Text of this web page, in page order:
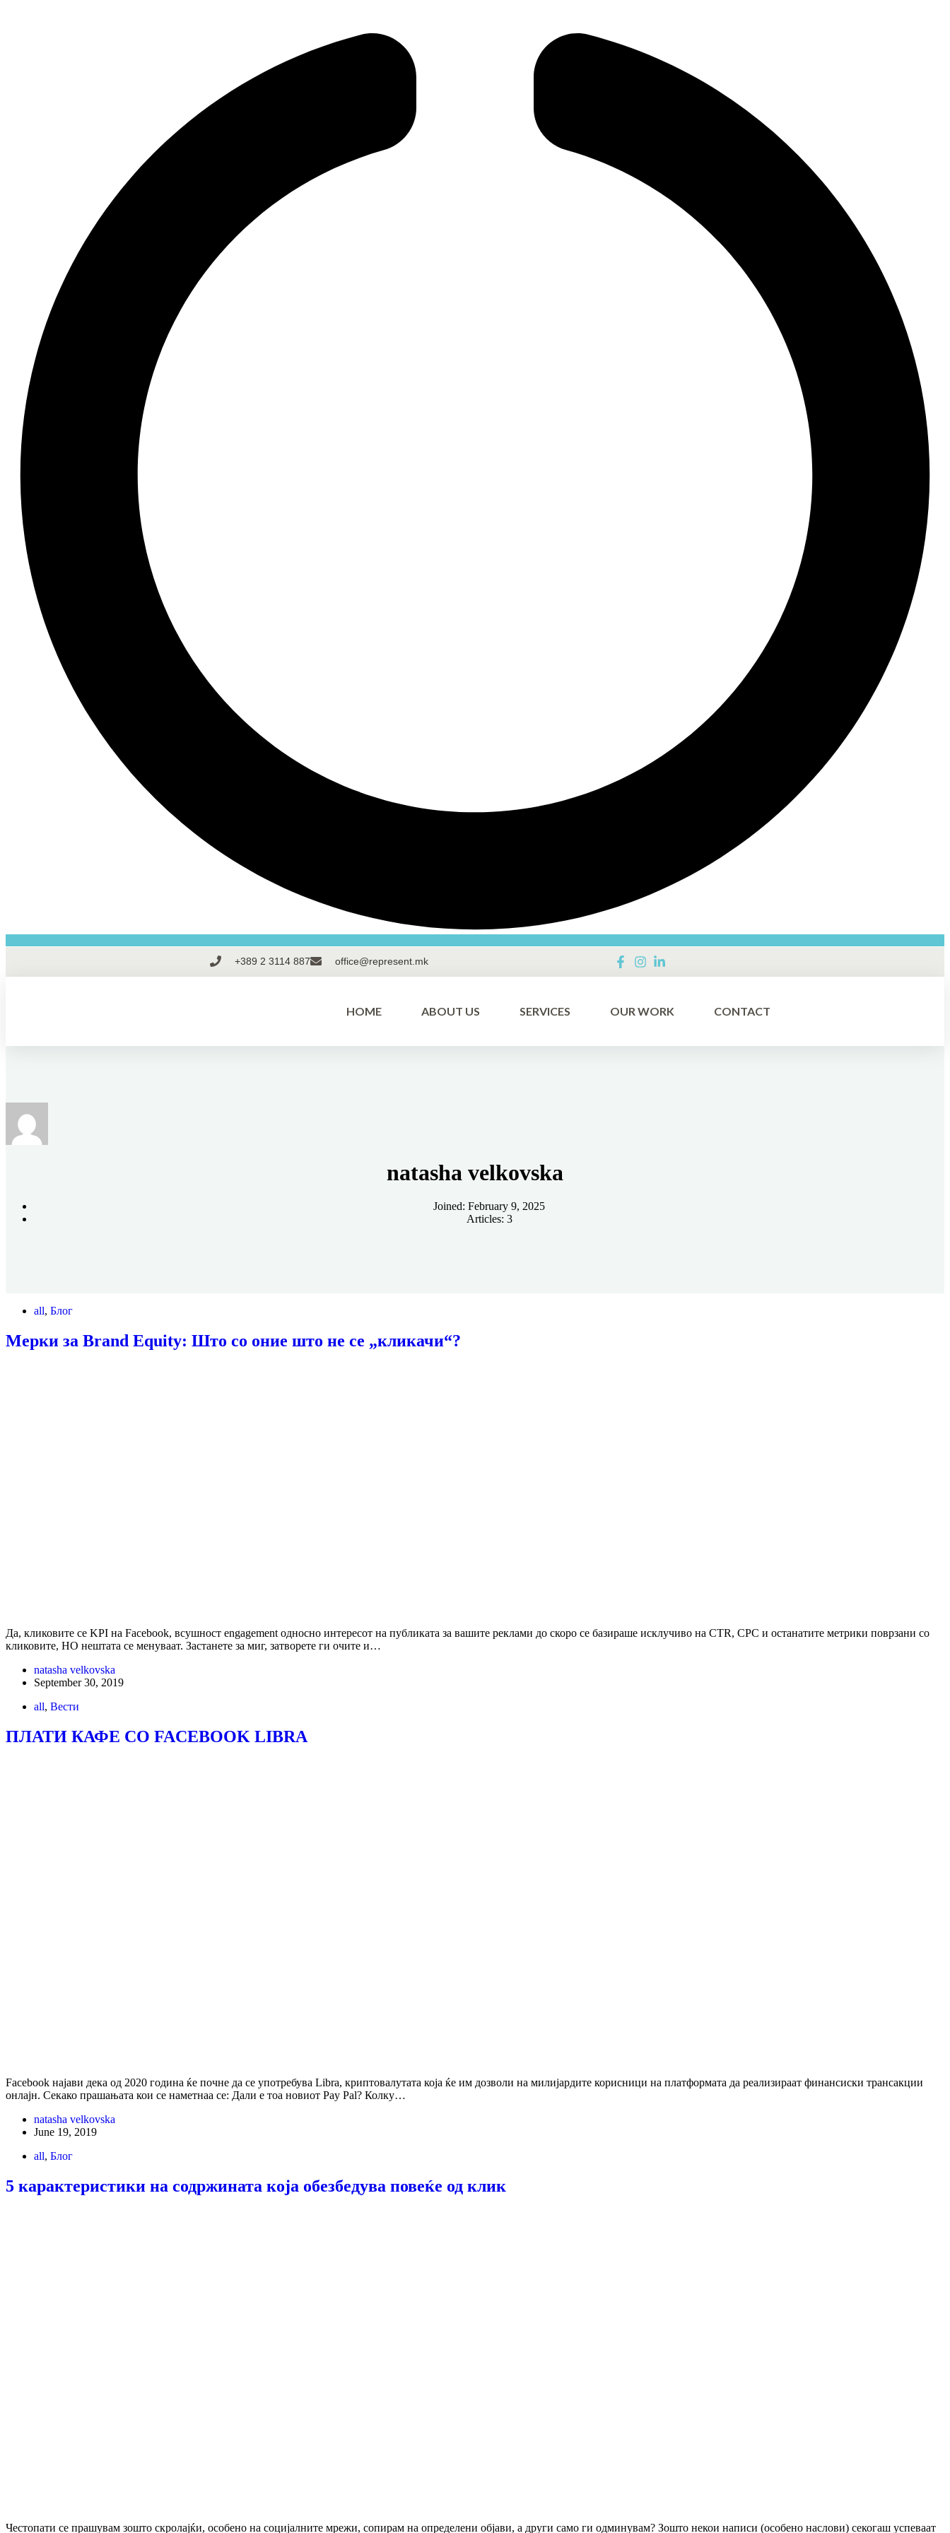
+389 2 3114 887 office@represent.mk
HOME ABOUT US SERVICES OUR WORK CONTACT
natasha velkovska
Joined: February 9, 2025
Articles: 3
all, Блог
Мерки за Brand Equity: Што со оние што не се „кликачи“?
Да, кликовите се KPI на Facebook, всушност engagement односно интересот на публиката за вашите реклами до скоро се базираше исклучиво на CTR, CPC и останатите метрики поврзани со
кликовите, НО нештата се менуваат. Застанете за миг, затворете ги очите и…
natasha velkovska
September 30, 2019
all, Вести
ПЛАТИ КАФЕ СО FACEBOOK LIBRA
Facebook најави дека од 2020 година ќе почне да се употребува Libra, криптовалутата која ќе им дозволи на милијардите корисници на платформата да реализираат финансиски трансакции
онлајн. Секако прашањата кои се наметнаа се: Дали е тоа новиот Pay Pal? Колку…
natasha velkovska
June 19, 2019
all, Блог
5 карактеристики на содржината која обезбедува повеќе од клик
Честопати се прашувам зошто скролајќи, особено на социјалните мрежи, сопирам на определени објави, а други само ги одминувам? Зошто некои написи (особено наслови) секогаш успеваат